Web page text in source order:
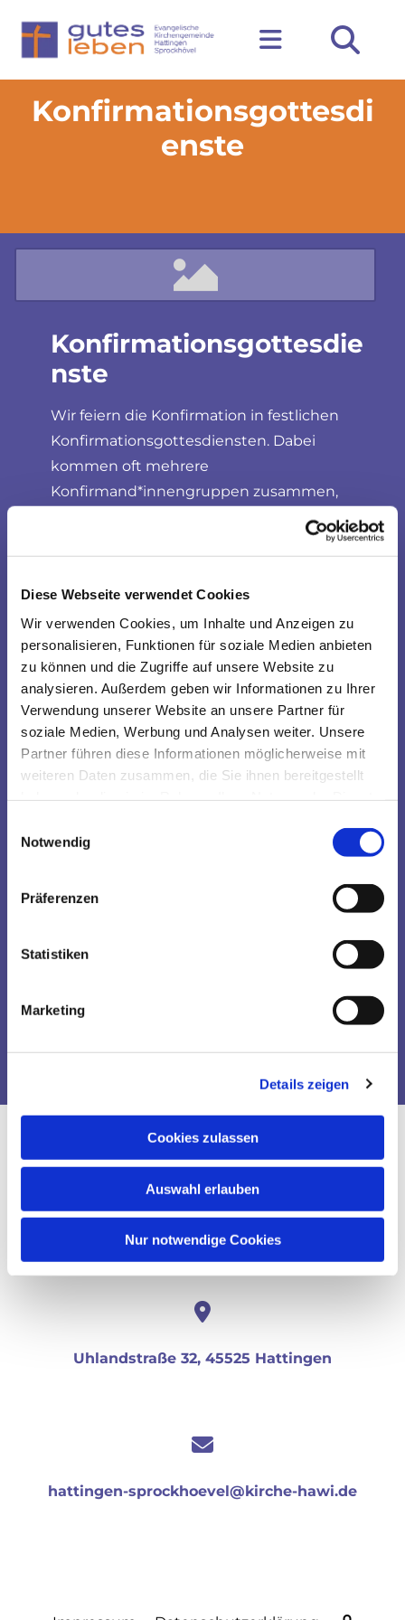
Diese Webseite verwendet Cookies
Wir verwenden Cookies, um Inhalte und Anzeigen zu
personalisieren, Funktionen für soziale Medien anbieten
zu können und die Zugriffe auf unsere Website zu
analysieren. Außerdem geben wir Informationen zu Ihrer
Verwendung unserer Website an unsere Partner für
soziale Medien, Werbung und Analysen weiter. Unsere
Partner führen diese Informationen möglicherweise mit
weiteren Daten zusammen, die Sie ihnen bereitgestellt
Notwendig
Präferenzen
Statistiken
Marketing
Details zeigen
Cookies zulassen
Auswahl erlauben
Nur notwendige Cookies
Konfirmationsgottesdi
enste
Konfirmationsgottesdie
nste
Wir feiern die Konfirmation in festlichen
Konfirmationsgottesdiensten. Dabei
kommen oft mehrere
Konfirmand*innengruppen zusammen,
sodass wir gemeinsam diesen besonderen
Schritt im Glauben gestalten können. Die
Wochenenden in unterschiedlichen Kirchen
und Orten statt.
Uhlandstraße 32, 45525 Hattingen
hattingen-sprockhoevel@kirche-hawi.de